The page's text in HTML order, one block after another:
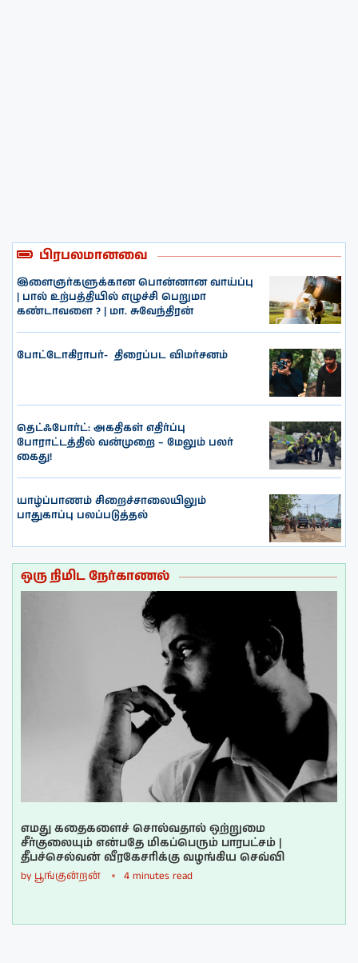
பிரபலமானவை
இளைஞர்களுக்கான பொன்னான வாய்ப்பு
| பால் உற்பத்தியில் எழுச்சி பெறுமா
கண்டாவளை ? | மா. சுவேந்திரன்
போட்டோகிராபர்- ‌ திரைப்பட விமர்சனம்
தெட்ஃபோர்ட்: அகதிகள் எதிர்ப்பு
போராட்டத்தில் வன்முறை – மேலும் பலர்
கைது!
யாழ்ப்பாணம் சிறைச்சாலையிலும்
பாதுகாப்பு பலப்படுத்தல்
ஒரு நிமிட நேர்காணல்
எமது கதைகளைச் சொல்வதால் ஒற்றுமை
சீர்குலையும் என்பதே மிகப்பெரும் பாரபட்சம் |
தீபச்செல்வன் வீரகேசரிக்கு வழங்கிய செவ்வி
by பூங்குன்றன் 4 minutes read